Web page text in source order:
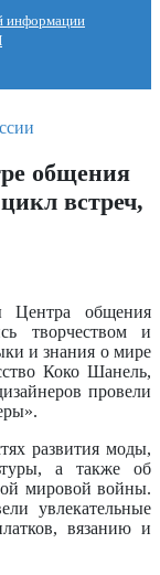
информации
общения
встреч,
Центра общения
творчеством и
и знания о мире
Коко Шанель,
провели
развития моды,
а также об
мировой войны.
увлекательные
вязанию и